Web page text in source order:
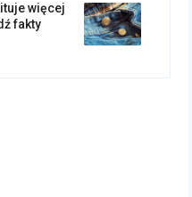
więcej
fakty